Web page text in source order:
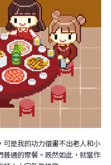
是我的功力還畫不出老人和小
通的聚餐。既然如此，就當作